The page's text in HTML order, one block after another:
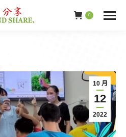
0
10 月
12
2022